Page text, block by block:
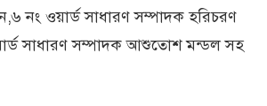
নং ওয়ার্ড সাধারণ সম্পাদক হরিচরণ
সাধারণ সম্পাদক আশুতোশ মন্ডল সহ